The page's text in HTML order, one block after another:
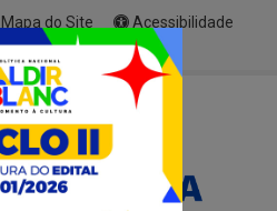
Mapa do Site
Acessibilidade